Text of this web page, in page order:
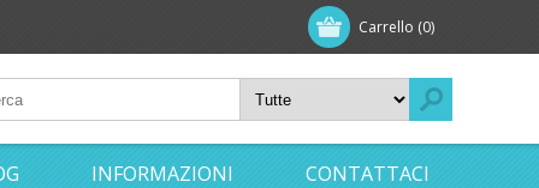
Carrello (0)
INFORMAZIONI CONTATTACI